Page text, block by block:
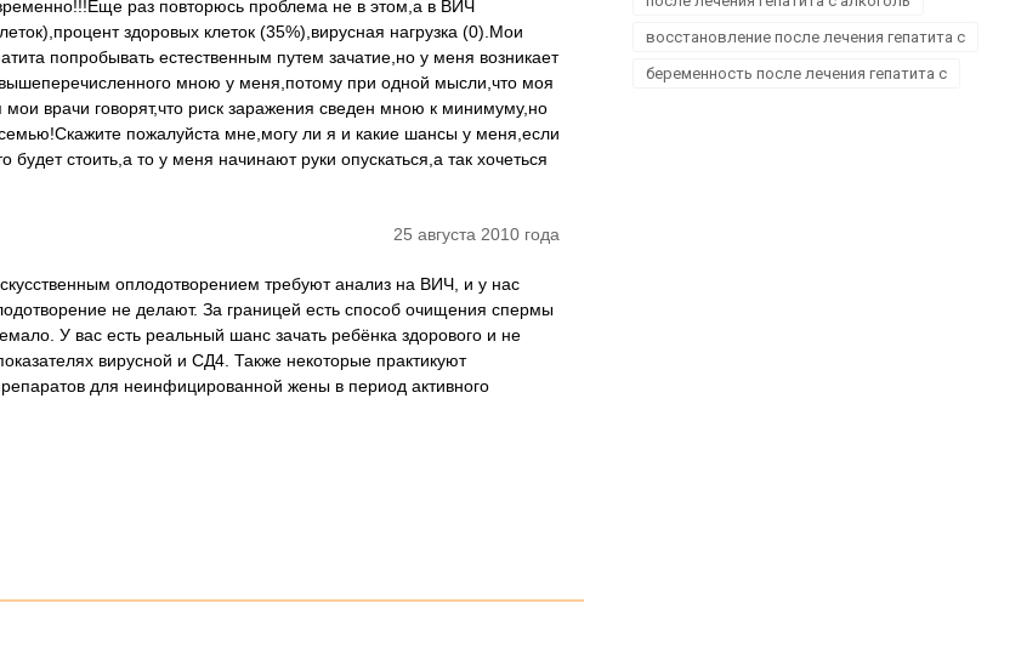
раз повторюсь проблема не в этом,а в ВИЧ
здоровых клеток (35%),вирусная нагрузка (0).Мои
попробывать естественным путем зачатие,но у меня возникает
мною у меня,потому при одной мысли,что моя
врачи говорят,что риск заражения сведен мною к минимуму,но
пожалуйста мне,могу ли я и какие шансы у меня,если
стоить,а то у меня начинают руки опускаться,а так хочеться
25 августа 2010 года
оплодотворением требуют анализ на ВИЧ, и у нас
не делают. За границей есть способ очищения спермы
У вас есть реальный шанс зачать ребёнка здорового и не
вирусной и СД4. Также некоторые практикуют
для неинфицированной жены в период активного
восстановление после лечения гепатита с
беременность после лечения гепатита с